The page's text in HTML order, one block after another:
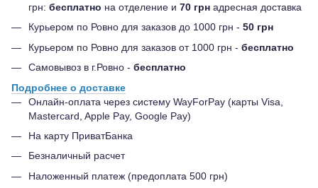
грн: бесплатно на отделение и 70 грн адресная доставка
Курьером по Ровно для заказов до 1000 грн - 50 грн
Курьером по Ровно для заказов от 1000 грн - бесплатно
Самовывоз в г.Ровно - бесплатно
Подробнее о доставке
Онлайн-оплата через систему WayForPay (карты Visa,
Mastercard, Apple Pay, Google Pay)
На карту ПриватБанка
Безналичный расчет
Наложенный платеж (предоплата 500 грн)